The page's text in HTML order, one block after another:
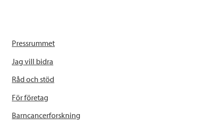
Pressrummet
Jag vill bidra
Råd och stöd
För företag
Barncancerforskning